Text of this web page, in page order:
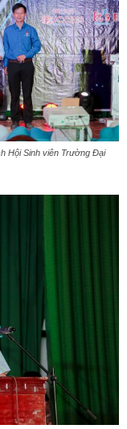
Hội Sinh viên Trường Đại